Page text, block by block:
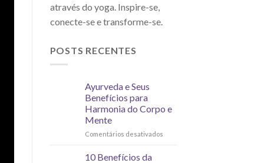
através do yoga. Inspire-se,
conecte-se e transforme-se.
POSTS RECENTES
Ayurveda e Seus
Benefícios para
Harmonia do Corpo e
Mente
Comentários desativados
10 Benefícios da